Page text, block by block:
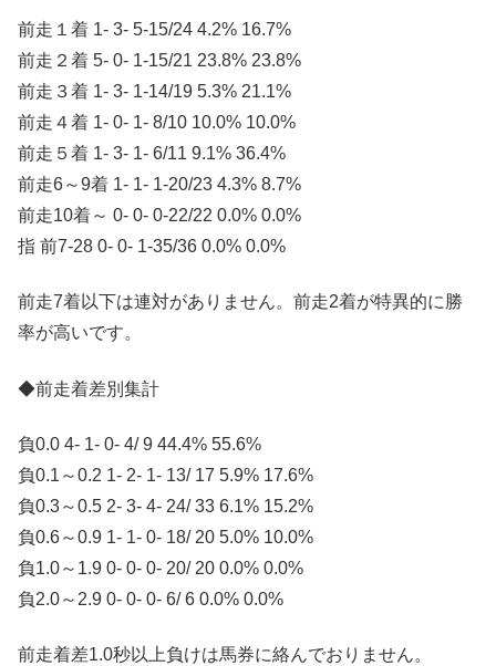
前走１着 1- 3- 5-15/24 4.2% 16.7%
前走２着 5- 0- 1-15/21 23.8% 23.8%
前走３着 1- 3- 1-14/19 5.3% 21.1%
前走４着 1- 0- 1- 8/10 10.0% 10.0%
前走５着 1- 3- 1- 6/11 9.1% 36.4%
前走6～9着 1- 1- 1-20/23 4.3% 8.7%
前走10着～ 0- 0- 0-22/22 0.0% 0.0%
指 前7-28 0- 0- 1-35/36 0.0% 0.0%
前走7着以下は連対がありません。前走2着が特異的に勝
率が高いです。
◆前走着差別集計
負0.0 4- 1- 0- 4/ 9 44.4% 55.6%
負0.1～0.2 1- 2- 1- 13/ 17 5.9% 17.6%
負0.3～0.5 2- 3- 4- 24/ 33 6.1% 15.2%
負0.6～0.9 1- 1- 0- 18/ 20 5.0% 10.0%
負1.0～1.9 0- 0- 0- 20/ 20 0.0% 0.0%
負2.0～2.9 0- 0- 0- 6/ 6 0.0% 0.0%
前走着差1.0秒以上負けは馬券に絡んでおりません。